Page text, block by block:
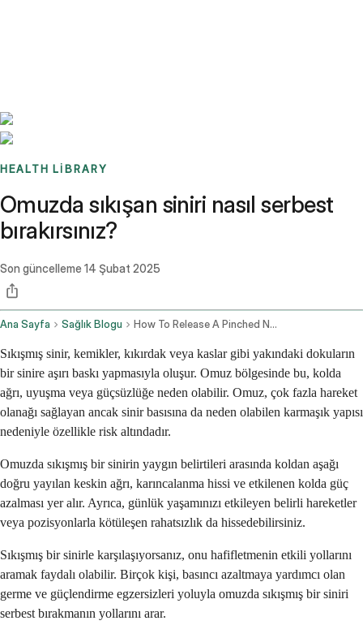
HEALTH LIBRARY
Omuzda sıkışan siniri nasıl serbest
bırakırsınız?
Son güncelleme 14 Şubat 2025
Ana Sayfa Sağlık Blogu How To Release A Pinched Nerve In The Shoulder
Sıkışmış sinir, kemikler, kıkırdak veya kaslar gibi yakındaki dokuların
bir sinire aşırı baskı yapmasıyla oluşur. Omuz bölgesinde bu, kolda
ağrı, uyuşma veya güçsüzlüğe neden olabilir. Omuz, çok fazla hareket
olanağı sağlayan ancak sinir basısına da neden olabilen karmaşık yapısı
nedeniyle özellikle risk altındadır.
Omuzda sıkışmış bir sinirin yaygın belirtileri arasında koldan aşağı
doğru yayılan keskin ağrı, karıncalanma hissi ve etkilenen kolda güç
azalması yer alır. Ayrıca, günlük yaşamınızı etkileyen belirli hareketler
veya pozisyonlarla kötüleşen rahatsızlık da hissedebilirsiniz.
Sıkışmış bir sinirle karşılaşıyorsanız, onu hafifletmenin etkili yollarını
aramak faydalı olabilir. Birçok kişi, basıncı azaltmaya yardımcı olan
germe ve güçlendirme egzersizleri yoluyla omuzda sıkışmış bir siniri
serbest bırakmanın yollarını arar.